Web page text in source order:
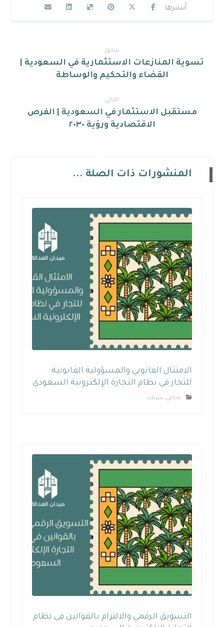
سابق
تسوية المنازعات الاستثمارية في السعودية |
القضاء والتحكيم والوساطة
التالي
مستقبل الاستثمار في السعودية | الفرص
الاقتصادية ورؤية ٢٠٣٠
المنشورات ذات الصلة ...
الامتثال القانوني والمسؤولية القانونية
للتجار في نظام التجارة الإلكترونية السعودي
محامي, شركات
التسويق الرقمي والالتزام بالقوانين في نظام